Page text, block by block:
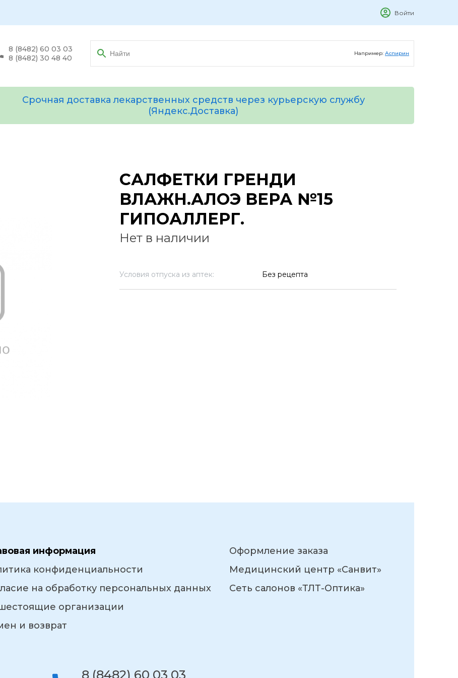
Войти
8 (8482) 60 03 03
8 (8482) 30 48 40
Например: Аспирин
Срочная доставка лекарственных средств через курьерскую службу
(Яндекс.Доставка)
САЛФЕТКИ ГРЕНДИ
ВЛАЖН.АЛОЭ ВЕРА №15
ГИПОАЛЛЕРГ.
Нет в наличии
Условия отпуска из аптек: Без рецепта
информация
конфиденциальности
на обработку персональных данных
организации
и возврат
Оформление заказа
Медицинский центр «Санвит»
Сеть салонов «ТЛТ-Оптика»
8 (8482) 60 03 03